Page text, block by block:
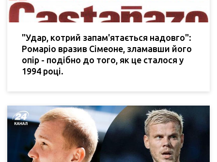
"Удар, котрий запам'ятається надовго":
Ромаріо вразив Сімеоне, зламавши його
опір - подібно до того, як це сталося у
1994 році.